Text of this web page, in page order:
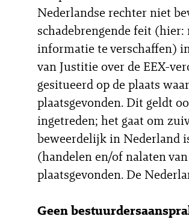
Nederlandse rechter niet
schadebrengende feit
informatie te verschaffen)
van Justitie over de EEX-
gesitueerd op de plaats
plaatsgevonden. Dit geldt
ingetreden; het gaat om
beweerdelijk in Nederland
(handelen en/of nalaten
plaatsgevonden. De
Geen